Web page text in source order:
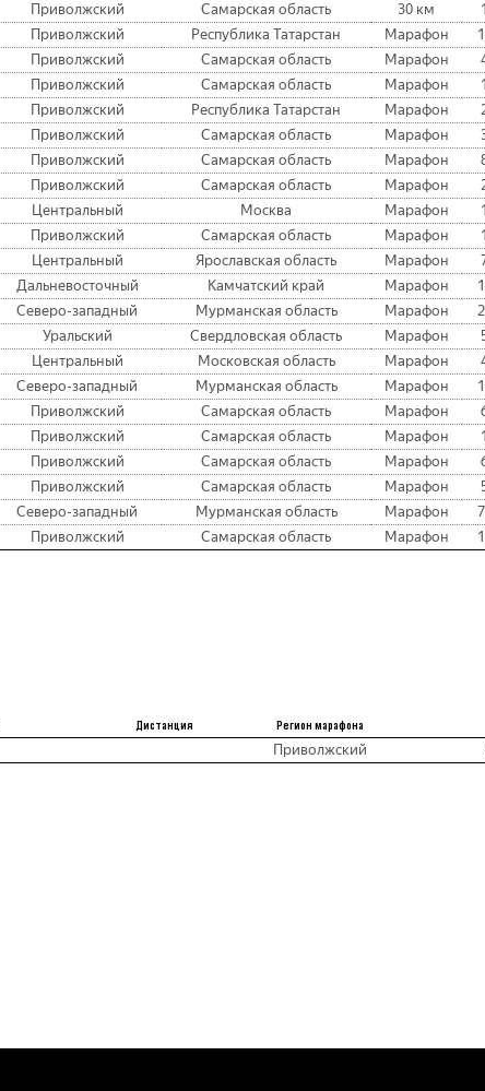
Приволжский Самарская область 30 км 1
Приволжский Республика Татарстан Марафон
Приволжский Самарская область Марафон
Приволжский Самарская область Марафон 1
Приволжский Республика Татарстан Марафон
Приволжский Самарская область Марафон
Приволжский Самарская область Марафон
Приволжский Самарская область Марафон
Центральный Москва Марафон 1
Приволжский Самарская область Марафон 1
Центральный Ярославская область Марафон
Дальневосточный Камчатский край Марафон
Северо-западный Мурманская область Марафон
Уральский Свердловская область Марафон
Центральный Московская область Марафон
Северо-западный Мурманская область Марафон
Приволжский Самарская область Марафон
Приволжский Самарская область Марафон 1
Приволжский Самарская область Марафон
Приволжский Самарская область Марафон
Северо-западный Мурманская область Марафон
Приволжский Самарская область Марафон
Дистанция Регион марафона
Приволжский